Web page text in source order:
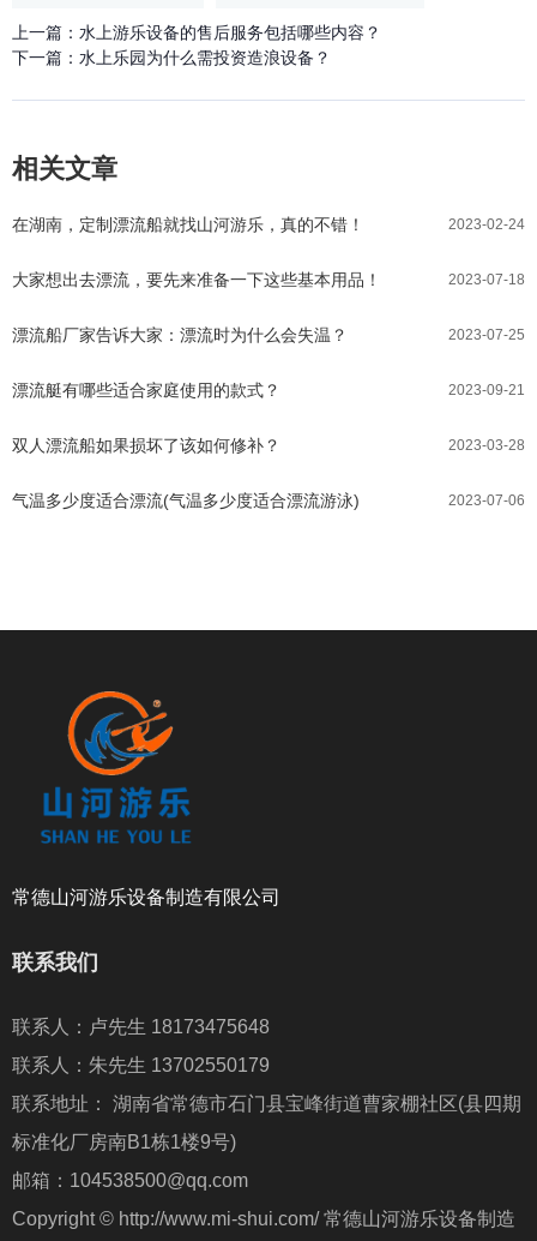
上一篇： 水上游乐设备的售后服务包括哪些内容？
下一篇： 水上乐园为什么需投资造浪设备？
相关文章
2023-02-24
在湖南，定制漂流船就找山河游乐，真的不错！
2023-07-18
大家想出去漂流，要先来准备一下这些基本用品！
2023-07-25
漂流船厂家告诉大家：漂流时为什么会失温？
2023-09-21
漂流艇有哪些适合家庭使用的款式？
2023-03-28
双人漂流船如果损坏了该如何修补？
2023-07-06
气温多少度适合漂流(气温多少度适合漂流游泳)
常德山河游乐设备制造有限公司
联系我们
联系人：卢先生 18173475648
联系人：朱先生 13702550179
联系地址： 湖南省常德市石门县宝峰街道曹家棚社区(县四期
标准化厂房南B1栋1楼9号)
邮箱：104538500@qq.com
Copyright © http://www.mi-shui.com/ 常德山河游乐设备制造